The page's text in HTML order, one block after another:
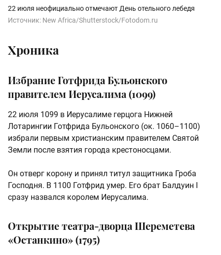
22 июля неофициально отмечают День отельного лебедя
Источник: New Africa/Shutterstock/Fotodom.ru
Хроника
Избрание Готфрида Бульонского
правителем Иерусалима (1099)
22 июля 1099 в Иерусалиме герцога Нижней
Лотарингии Готфрида Бульонского (ок. 1060–1100)
избрали первым христианским правителем Святой
Земли после взятия города крестоносцами.
Он отверг корону и принял титул защитника Гроба
Господня. В 1100 Готфрид умер. Его брат Балдуин I
сразу назвался королем Иерусалима.
Открытие театра-дворца Шереметева
«Останкино» (1795)